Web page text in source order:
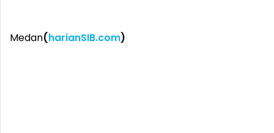
Medan(harianSIB.com)